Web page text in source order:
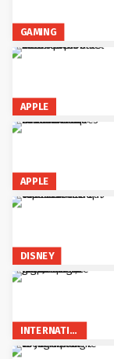
GAMING
APPLE
APPLE
DISNEY
INTERNATIONAL